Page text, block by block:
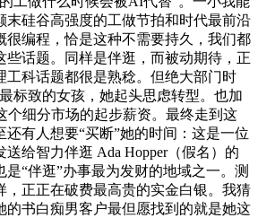
末硅谷高强度的工做节拍和时代最前沿
很编程，恰是这种不需要持久，我们都
些话题。同样是伴逛，而被动期待，正
工科话题都很是熟稔。但绝大部门时
标致的女孩，她起头思虑转型。也加
个细分市场的起步薪资。最终走到这
还有人想要“买断”她的时间：这是一位
给智力伴逛 Ada Hopper（假名）的
“伴逛”办事最为发财的地域之一。测
，正正在破费最高贵的实金白银。我猜
的书白痴男客户最但愿找到的就是她这